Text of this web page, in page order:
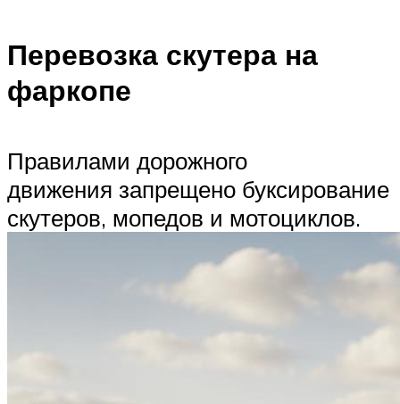
Перевозка скутера на
фаркопе
Правилами дорожного
движения запрещено буксирование
скутеров, мопедов и мотоциклов.